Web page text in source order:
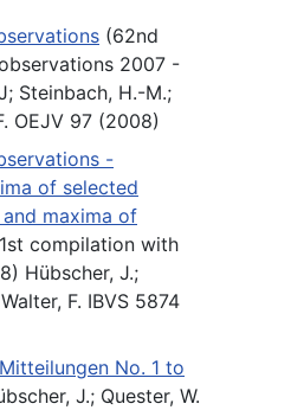
(62nd
2007 -
Steinbach, H.-M.;
OEJV 97 (2008)
-
of selected
maxima of
compilation with
Hübscher, J.;
F. IBVS 5874
No. 1 to
J.; Quester, W.